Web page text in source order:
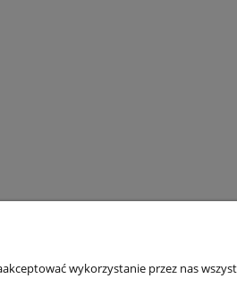
wykorzystanie przez nas